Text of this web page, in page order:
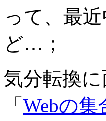
って、最
ど…；
気分転換
「 Webの